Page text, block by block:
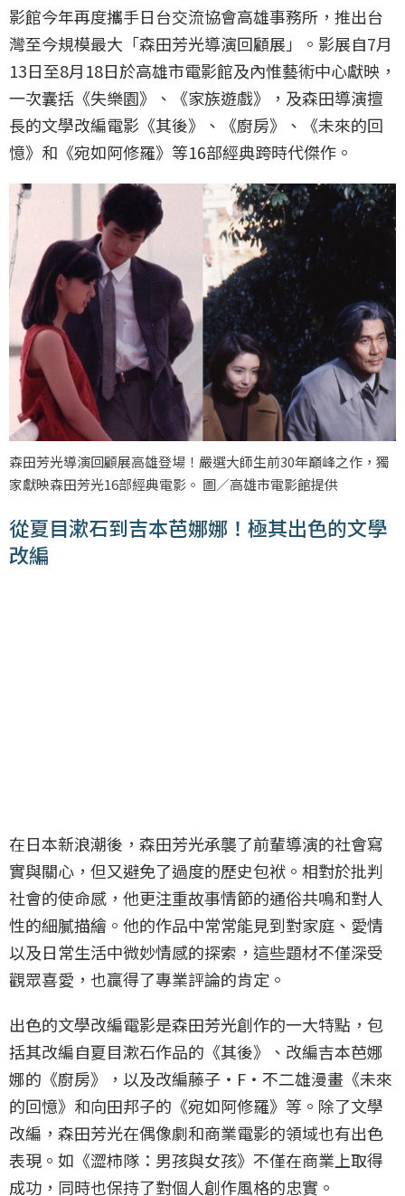
影館今年再度攜手日台交流協會高雄事務所，推出台
灣至今規模最大「森田芳光導演回顧展」。影展自7月
13日至8月18日於高雄市電影館及內惟藝術中心獻映，
一次囊括《失樂園》、《家族遊戲》，及森田導演擅
長的文學改編電影《其後》、《廚房》、《未來的回
憶》和《宛如阿修羅》等16部經典跨時代傑作。
森田芳光導演回顧展高雄登場！嚴選大師生前30年巔峰之作，獨
家獻映森田芳光16部經典電影。 圖／高雄市電影館提供
從夏目漱石到吉本芭娜娜！極其出色的文學
改編
在日本新浪潮後，森田芳光承襲了前輩導演的社會寫
實與關心，但又避免了過度的歷史包袱。相對於批判
社會的使命感，他更注重故事情節的通俗共鳴和對人
性的細膩描繪。他的作品中常常能見到對家庭、愛情
以及日常生活中微妙情感的探索，這些題材不僅深受
觀眾喜愛，也贏得了專業評論的肯定。
出色的文學改編電影是森田芳光創作的一大特點，包
括其改編自夏目漱石作品的《其後》、改編吉本芭娜
娜的《廚房》，以及改編藤子‧F‧不二雄漫畫《未來
的回憶》和向田邦子的《宛如阿修羅》等。除了文學
改編，森田芳光在偶像劇和商業電影的領域也有出色
表現。如《澀柿隊：男孩與女孩》不僅在商業上取得
成功，同時也保持了對個人創作風格的忠實。